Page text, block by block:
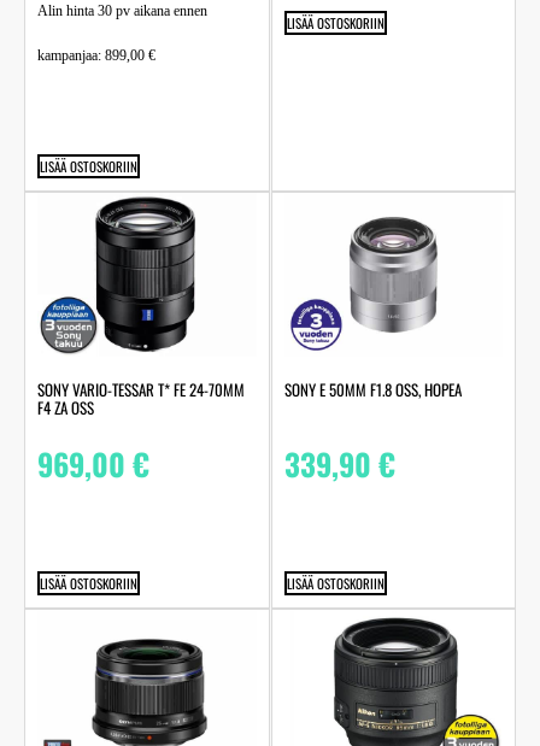
Alin hinta 30 pv aikana ennen
kampanjaa: 899,00 €
LISÄÄ OSTOSKORIIN
LISÄÄ OSTOSKORIIN
SONY VARIO-TESSAR T* FE 24-70MM
F4 ZA OSS
969,00€
LISÄÄ OSTOSKORIIN
SONY E 50MM F1.8 OSS, HOPEA
339,90€
LISÄÄ OSTOSKORIIN